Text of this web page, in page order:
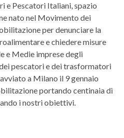
e Pescatori Italiani, spazio
nato nel Movimento dei
per denunciare la
e chiedere misure
e Medie imprese degli
pescatori e dei trasformatori
a Milano il 9 gennaio
portando centinaia di
i nostri obiettivi.